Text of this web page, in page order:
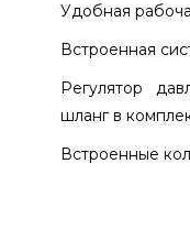
Удобная
Встроенная
Регулятор
шланг в
Встроенные